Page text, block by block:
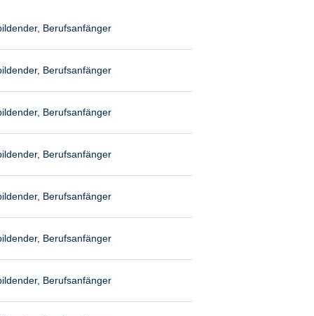
Berufsanfänger
Berufsanfänger
Berufsanfänger
Berufsanfänger
Berufsanfänger
Berufsanfänger
Berufsanfänger